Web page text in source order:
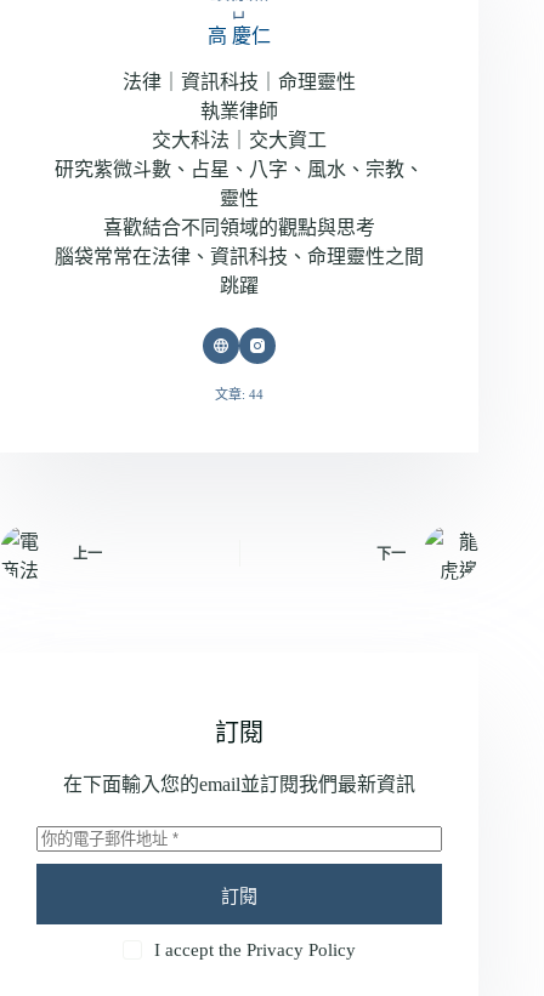
高 慶仁
法律｜資訊科技｜命理靈性
執業律師
交大科法｜交大資工
研究紫微斗數、占星、八字、風水、宗教、
靈性
喜歡結合不同領域的觀點與思考
腦袋常常在法律、資訊科技、命理靈性之間
跳躍
文章: 44
上一 下一
訂閱
在下面輸入您的email並訂閱我們最新資訊
訂閱
I accept the Privacy Policy